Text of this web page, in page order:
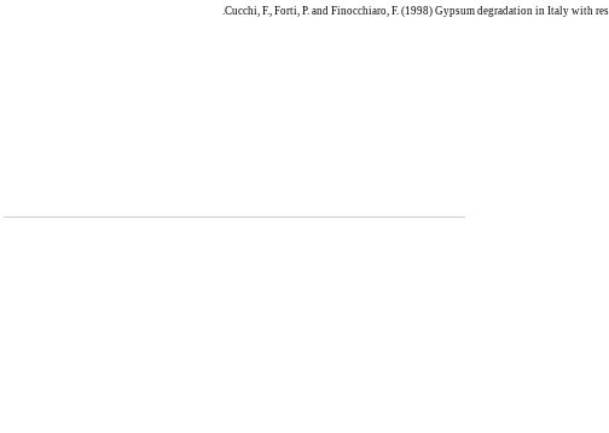
Cucchi, F., Forti, P. and Finocchiaro, F. (1998) Gypsum degradation in Italy with